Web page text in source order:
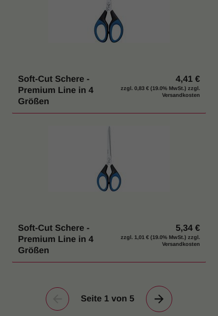
Soft-Cut Schere -
Premium Line in 4
Größen
4,41 €
zzgl. 0,83 € (19.0% MwSt.) zzgl.
Versandkosten
Soft-Cut Schere -
Premium Line in 4
Größen
5,34 €
zzgl. 1,01 € (19.0% MwSt.) zzgl.
Versandkosten
Vorherige
Seite 1 von 5
Nächste